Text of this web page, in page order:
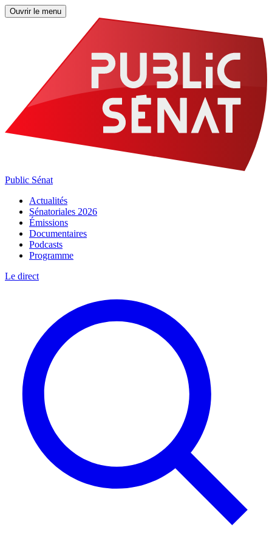
Ouvrir le menu
Public Sénat
Actualités
Sénatoriales 2026
Émissions
Documentaires
Podcasts
Programme
Le direct